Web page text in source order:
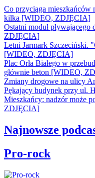
Co przyciąga mieszkańców
kilka [WIDEO, ZDJĘCIA]
Ostatni moduł
ZDJĘCIA]
Letni Jarmark Szczeciński.
[WIDEO, ZDJĘCIA]
Plac Orła Białego w
głównie beton [WIDEO,
Zmiany drogowe na ulicy
Pękający budynek przy ul.
Mieszkańcy: nadzór może
ZDJĘCIA]
Najnowsze
Pro-rock